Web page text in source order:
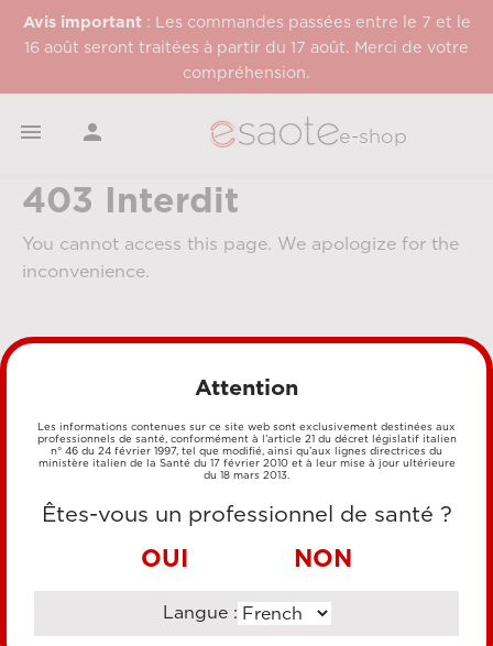
Avis important: Les commandes passées entre le 7 et le
16 août seront traitées à partir du 17 août. Merci de votre
compréhension.
  e-shop
403 Interdit
You cannot access this page. We apologize for the
inconvenience.
MÉTHODES DE PAIEMENT
VIREMENT BANCAIRE
Attention
Les informations contenues sur ce site web sont exclusivement destinées aux
professionnels de santé, conformément à l’article 21 du décret législatif italien
n° 46 du 24 février 1997, tel que modifié, ainsi qu’aux lignes directrices du
ministère italien de la Santé du 17 février 2010 et à leur mise à jour ultérieure
du 18 mars 2013.
Êtes-vous un professionnel de santé ?
OUI NON
Langue :